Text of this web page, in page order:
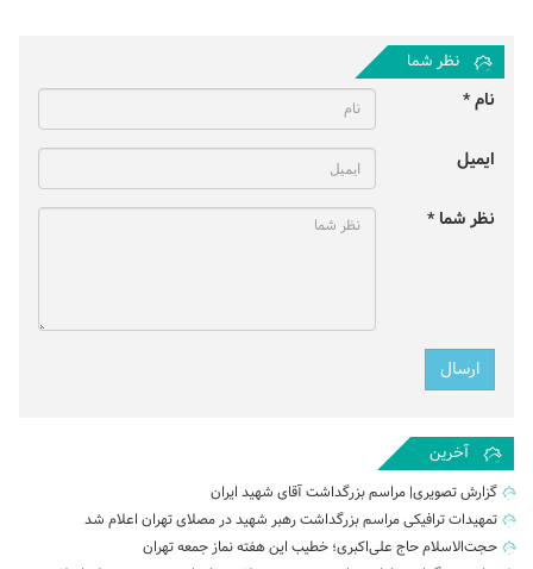
نظر شما
نام *
ایمیل
نظر شما *
آخرین
گزارش تصویری| مراسم بزرگداشت آقای شهید ایران
تمهیدات ترافیکی مراسم بزرگداشت رهبر شهید در مصلای تهران اعلام شد
حجت‌الاسلام حاج علی‌اکبری؛ خطیب این هفته نماز جمعه تهران